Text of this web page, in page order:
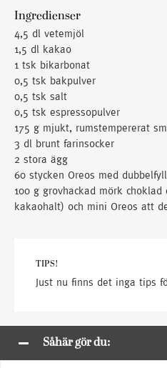
Ingredienser
4,5 dl vetemjöl
1,5 dl kakao
1 tsk bikarbonat
0,5 tsk bakpulver
0,5 tsk salt
0,5 tsk espressopulver
175 g mjukt, rumstempererat
3 dl brunt farinsocker
2 stora ägg
60 stycken Oreos med
100 g grovhackad mörk
kakaohalt) och mini Oreos att
TIPS!
Just nu finns det inga tips
Såhär gör du: